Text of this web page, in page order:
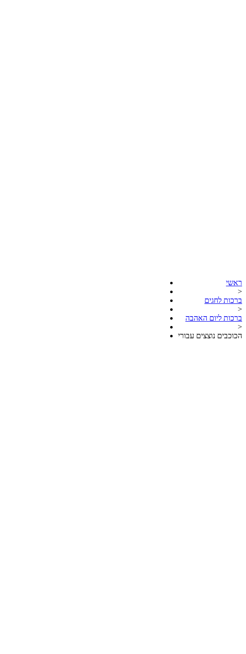
ראשי
>
ברכות לחגים
>
ברכות ליום האהבה
>
הכוכבים נוצצים עבורי